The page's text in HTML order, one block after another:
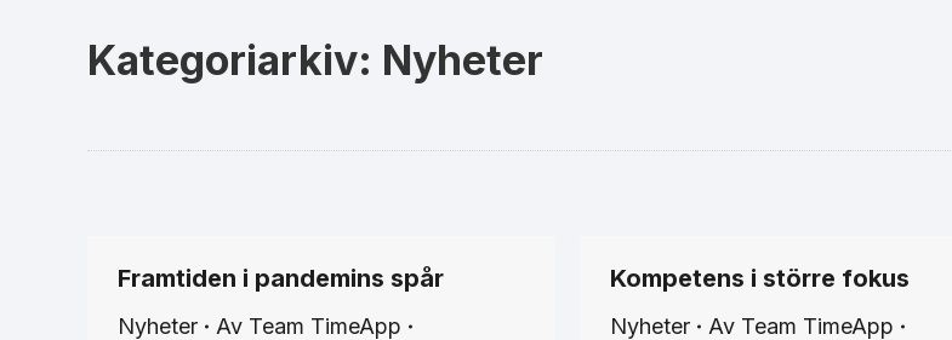
Kategoriarkiv: Nyheter
Framtiden i pandemins spår
Nyheter Av Team TimeApp
Kompetens i större fokus
Nyheter Av Team TimeApp